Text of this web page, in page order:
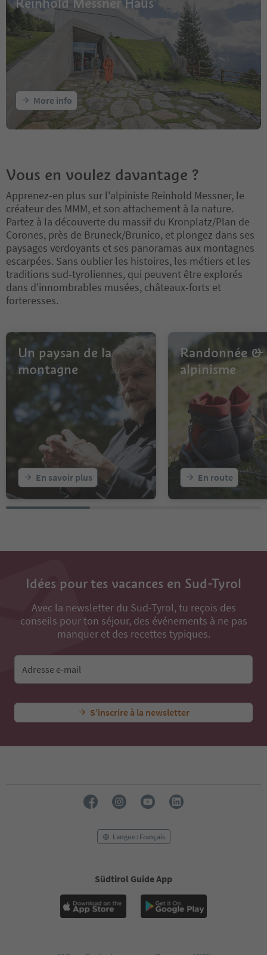
More info
Vous en voulez davantage ?
Apprenez-en plus sur l'alpiniste Reinhold Messner, le
créateur des MMM, et son attachement à la nature.
Partez à la découverte du massif du Kronplatz/Plan de
Corones, près de Bruneck/Brunico, et plongez dans ses
paysages verdoyants et ses panoramas aux montagnes
escarpées. Sans oublier les histoires, les métiers et les
traditions sud-tyroliennes, qui peuvent être explorés
dans d'innombrables musées, châteaux-forts et
forteresses.
Un paysan de la
montagne
En savoir plus
Randonnée &
alpinisme
En route
Idées pour tes vacances en Sud-Tyrol
Avec la newsletter du Sud-Tyrol, tu reçois des
conseils pour ton séjour, des événements à ne pas
manquer et des recettes typiques.
Adresse e-mail
S’inscrire à la newsletter
Langue : Français
Südtirol Guide App